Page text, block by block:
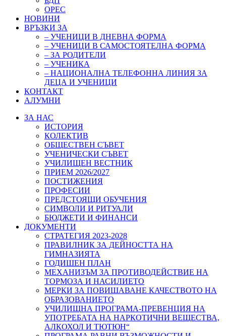
ОРЕС
НОВИНИ
ВРЪЗКИ ЗА
– УЧЕНИЦИ В ДНЕВНА ФОРМА
– УЧЕНИЦИ В САМОСТОЯТЕЛНА ФОРМА
– ЗА РОДИТЕЛИ
– УЧЕНИКА
– НАЦИОНАЛНА ТЕЛЕФОННА ЛИНИЯ ЗА
ДЕЦА И УЧЕНИЦИ
КОНТАКТ
АЛУМНИ
ЗА НАС
ИСТОРИЯ
КОЛЕКТИВ
ОБЩЕСТВЕН СЪВЕТ
УЧЕНИЧЕСКИ СЪВЕТ
УЧИЛИЩЕН ВЕСТНИК
ПРИЕМ 2026/2027
ПОСТИЖЕНИЯ
ПРОФЕСИИ
ПРЕДСТОЯЩИ ОБУЧЕНИЯ
СИМВОЛИ И РИТУАЛИ
БЮДЖЕТИ И ФИНАНСИ
ДОКУМЕНТИ
СТРАТЕГИЯ 2023-2028
ПРАВИЛНИК ЗА ДЕЙНОСТТА НА
ГИМНАЗИЯТА
ГОДИШЕН ПЛАН
МЕХАНИЗЪМ ЗА ПРОТИВОДЕЙСТВИЕ НА
ТОРМОЗА И НАСИЛИЕТО
МЕРКИ ЗА ПОВИШАВАНЕ КАЧЕСТВОТО НА
ОБРАЗОВАНИЕТО
УЧИЛИЩНА ПРОГРАМА-ПРЕВЕНЦИЯ НА
УПОТРЕБАТА НА НАРКОТИЧНИ ВЕЩЕСТВА,
АЛКОХОЛ И ТЮТЮН“